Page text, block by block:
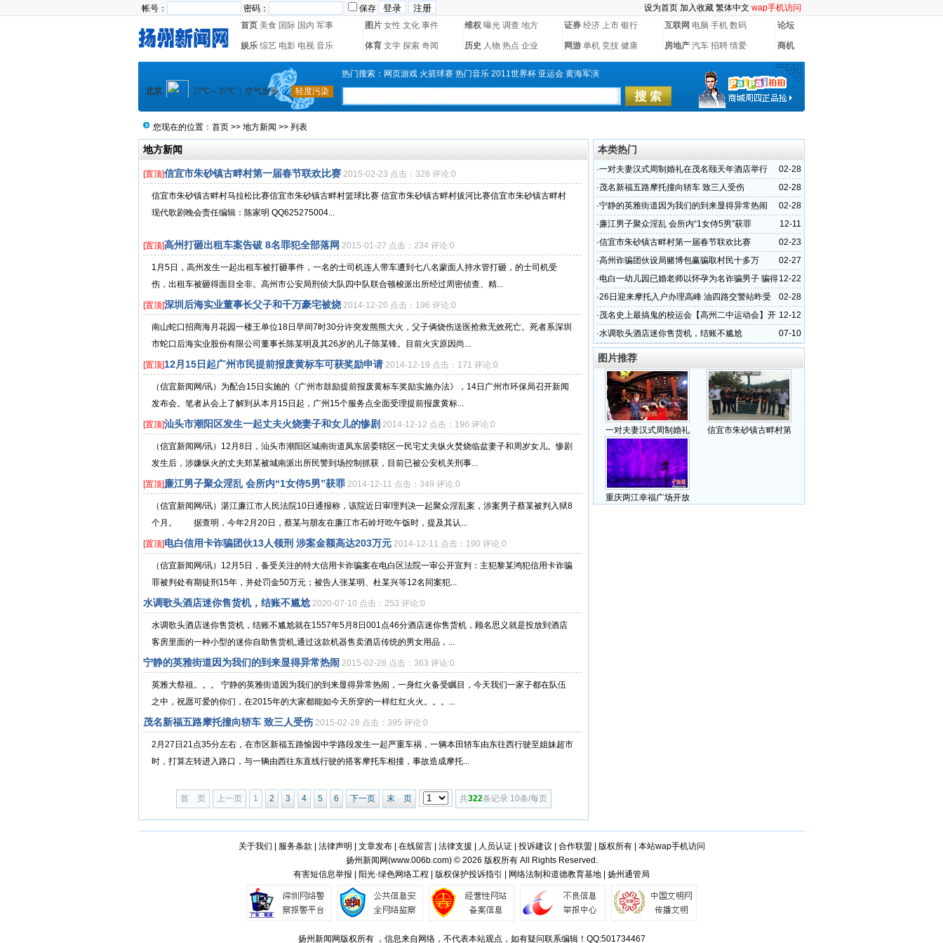
帐号： 密码： 保存 设为首页 加入收藏 繁体中文 wap手机访问
首页 美食 国际 国内 军事 图片 女性 文化 事件 维权 曝光 调查 地方 证券 经济 上市 银行 互联网 电脑 手机 数码 论坛
娱乐 综艺 电影 电视 音乐 体育 文学 探索 奇闻 历史 人物 热点 企业 网游 单机 竞技 健康 房地产 汽车 招聘 情爱 商机
热门搜索： 网页游戏 火箭球赛 热门音乐 2011世界杯 亚运会 黄海军演
您现在的位置： 首页 >> 地方新闻 >> 列表
地方新闻
[置顶]信宜市朱砂镇古畔村第一届春节联欢比赛 2015-02-23 点击：328 评论:0
信宜市朱砂镇古畔村马拉松比赛信宜市朱砂镇古畔村篮球比赛 信宜市朱砂镇古畔村拔河比赛信宜市朱砂镇古畔村
现代歌剧晚会责任编辑：陈家明 QQ625275004...
[置顶]高州打砸出租车案告破 8名罪犯全部落网 2015-01-27 点击：234 评论:0
1月5日，高州发生一起出租车被打砸事件，一名的士司机连人带车遭到七八名蒙面人持水管打砸，的士司机受
伤，出租车被砸得面目全非。高州市公安局刑侦大队四中队联合顿梭派出所经过周密侦查、精...
[置顶]深圳后海实业董事长父子和千万豪宅被烧 2014-12-20 点击：196 评论:0
南山蛇口招商海月花园一楼王单位18日早间7时30分许突发熊熊大火，父子俩烧伤送医抢救无效死亡。死者系深圳
市蛇口后海实业股份有限公司董事长陈某明及其26岁的儿子陈某锋。目前火灾原因尚...
[置顶]12月15日起广州市民提前报废黄标车可获奖励申请 2014-12-19 点击：171 评论:0
（信宜新闻网/讯）为配合15日实施的《广州市鼓励提前报废黄标车奖励实施办法》，14日广州市环保局召开新闻
发布会。笔者从会上了解到从本月15日起，广州15个服务点全面受理提前报废黄标...
[置顶]汕头市潮阳区发生一起丈夫火烧妻子和女儿的惨剧 2014-12-12 点击：196 评论:0
（信宜新闻网/讯）12月8日，汕头市潮阳区城南街道凤东居委辖区一民宅丈夫纵火焚烧临盆妻子和周岁女儿。惨剧
发生后，涉嫌纵火的丈夫郑某被城南派出所民警到场控制抓获，目前已被公安机关刑事...
[置顶]廉江男子聚众淫乱 会所内“1女侍5男”获罪 2014-12-11 点击：349 评论:0
（信宜新闻网/讯）湛江廉江市人民法院10日通报称，该院近日审理判决一起聚众淫乱案，涉案男子蔡某被判入狱8
个月。 据查明，今年2月20日，蔡某与朋友在廉江市石岭圩吃午饭时，提及其认...
[置顶]电白信用卡诈骗团伙13人领刑 涉案金额高达203万元 2014-12-11 点击：190 评论:0
（信宜新闻网/讯）12月5日，备受关注的特大信用卡诈骗案在电白区法院一审公开宣判：主犯黎某鸿犯信用卡诈骗
罪被判处有期徒刑15年，并处罚金50万元；被告人张某明、杜某兴等12名同案犯...
水调歌头酒店迷你售货机，结账不尴尬 2020-07-10 点击：253 评论:0
水调歌头酒店迷你售货机，结账不尴尬就在1557年5月8日001点46分酒店迷你售货机，顾名思义就是投放到酒店
客房里面的一种小型的迷你自助售货机,通过这款机器售卖酒店传统的男女用品，...
宁静的英雅街道因为我们的到来显得异常热闹 2015-02-28 点击：363 评论:0
英雅大祭祖。。。 宁静的英雅街道因为我们的到来显得异常热闹，一身红火备受瞩目，今天我们一家子都在队伍
之中，祝愿可爱的你们，在2015年的大家都能如今天所穿的一样红红火火。。。...
茂名新福五路摩托撞向轿车 致三人受伤 2015-02-28 点击：395 评论:0
2月27日21点35分左右，在市区新福五路愉园中学路段发生一起严重车祸，一辆本田轿车由东往西行驶至姐妹超市
时，打算左转进入路口，与一辆由西往东直线行驶的搭客摩托车相撞，事故造成摩托...
首 页 上一页 1 2 3 4 5 6 下一页 末 页 共322条记录 10条/每页
本类热门
02-28
·一对夫妻汉式周制婚礼在茂名颐天年酒店举行
02-28
·茂名新福五路摩托撞向轿车 致三人受伤
02-28
·宁静的英雅街道因为我们的到来显得异常热闹
12-11
·廉江男子聚众淫乱 会所内“1女侍5男”获罪
02-23
·信宜市朱砂镇古畔村第一届春节联欢比赛
02-27
·高州诈骗团伙设局赌博包赢骗取村民十多万
12-22
·电白一幼儿园已婚老师以怀孕为名诈骗男子 骗得
几万元
02-28
·26日迎来摩托入户办理高峰 油四路交警站昨受
理500辆
12-12
·茂名史上最搞鬼的校运会【高州二中运动会】开
幕式
07-10
·水调歌头酒店迷你售货机，结账不尴尬
图片推荐
一对夫妻汉式周制婚礼 信宜市朱砂镇古畔村第
重庆两江幸福广场开放
关于我们 服务条款 法律声明 文章发布| 在线留言| 法律支援 人员认证| 投诉建议 合作联盟 版权所有| 本站wap手机访问
扬州新闻网(www.006b.com) © 2026 版权所有 All Rights Reserved.
有害短信息举报 | 阳光·绿色网络工程 | 版权保护投诉指引 | 网络法制和道德教育基地 | 扬州通管局
扬州新闻网版权所有 ，信息来自网络，不代表本站观点，如有疑问联系编辑！QQ:501734467